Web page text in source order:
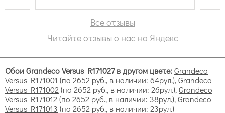
совесть
Все отзывы
Читайте отзывы о нас на Яндекс
Обои Grandeco Versus R171027 в другом цвете:Grandeco
Versus R171001 (по 2652 руб., в наличии: 64рул.),Grandeco
Versus R171002 (по 2652 руб., в наличии: 26рул.),Grandeco
Versus R171012 (по 2652 руб., в наличии: 38рул.),Grandeco
Versus R171013 (по 2652 руб., в наличии: 23рул.)